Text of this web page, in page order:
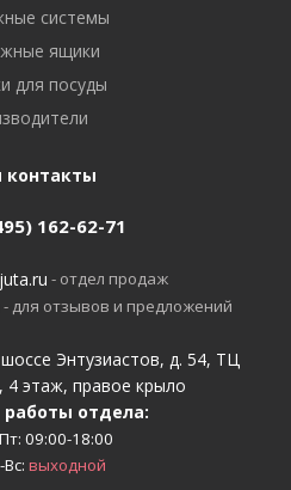
системы
ящики
для посуды
162-62-71
- отдел продаж
- для отзывов и предложений
Энтузиастов, д. 54, ТЦ
этаж, правое крыло
отдела:
09:00-18:00
выходной